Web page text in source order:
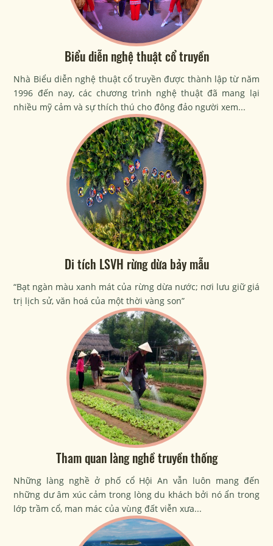
Biểu diễn nghệ thuật cổ truyền
Nhà Biểu diễn nghệ thuật cổ truyền được thành lập từ năm
1996 đến nay, các chương trình nghệ thuật đã mang lại
nhiều mỹ cảm và sự thích thú cho đông đảo người xem...
Di tích LSVH rừng dừa bảy mẫu
“Bạt ngàn màu xanh mát của rừng dừa nước; nơi lưu giữ giá
trị lịch sử, văn hoá của một thời vàng son”
Tham quan làng nghề truyền thống
Những làng nghề ở phố cổ Hội An vẫn luôn mang đến
những dư âm xúc cảm trong lòng du khách bởi nó ẩn trong
lớp trầm cổ, man mác của vùng đất viễn xưa...